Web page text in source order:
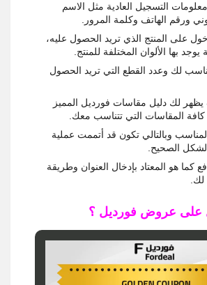
التسجيل العادية مثل الاسم
ورقم الهاتف وكلمة المرور.
على المنتج الذي تريد الحصول عليه،
بها الألوان المختلفة للمنتج.
لك وعدد القطع التي تريد الحصول
لك دليل مقاسات فورديل المميز
كافة المقاسات التي تتناسب معك.
وبالتالي تكون قد أتممت عملية
الصحيح.
كما هو المعتاد بإدخال العنوان وطريقة
لك.
على عروض فورديل ؟